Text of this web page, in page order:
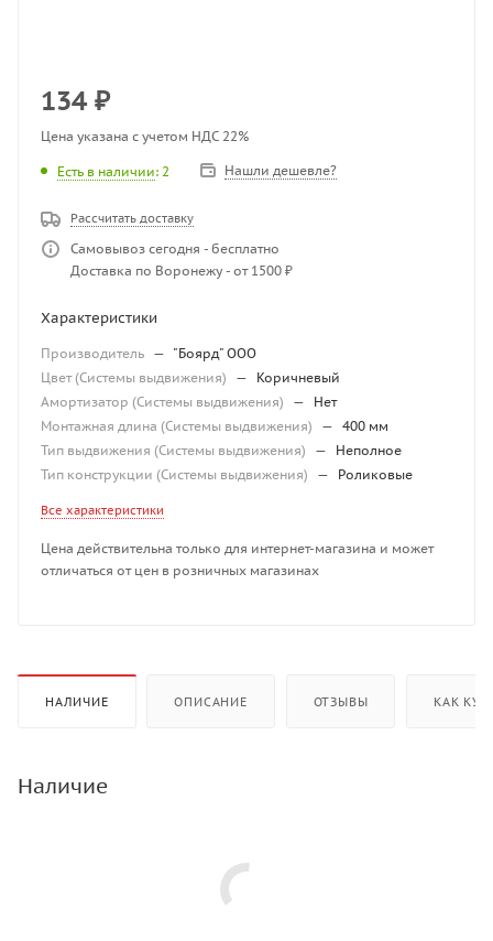
134 ₽
Цена указана с учетом НДС 22%
Есть в наличии: 2 Нашли дешевле?
Рассчитать доставку
Самовывоз сегодня - бесплатно
Доставка по Воронежу - от 1500 ₽
Характеристики
Производитель — "Боярд" ООО
Цвет (Системы выдвижения)
—
Коричневый
Амортизатор (Системы выдвижения)
—
Нет
Монтажная длина (Системы выдвижения)
— 400 мм
Тип выдвижения (Системы выдвижения)
—
Неполное
Тип конструкции (Системы выдвижения)
— Роликовые
Все характеристики
Цена действительна только для интернет-магазина и может
отличаться от цен в розничных магазинах
НАЛИЧИЕ ОПИСАНИЕ ОТЗЫВЫ КАК
Наличие